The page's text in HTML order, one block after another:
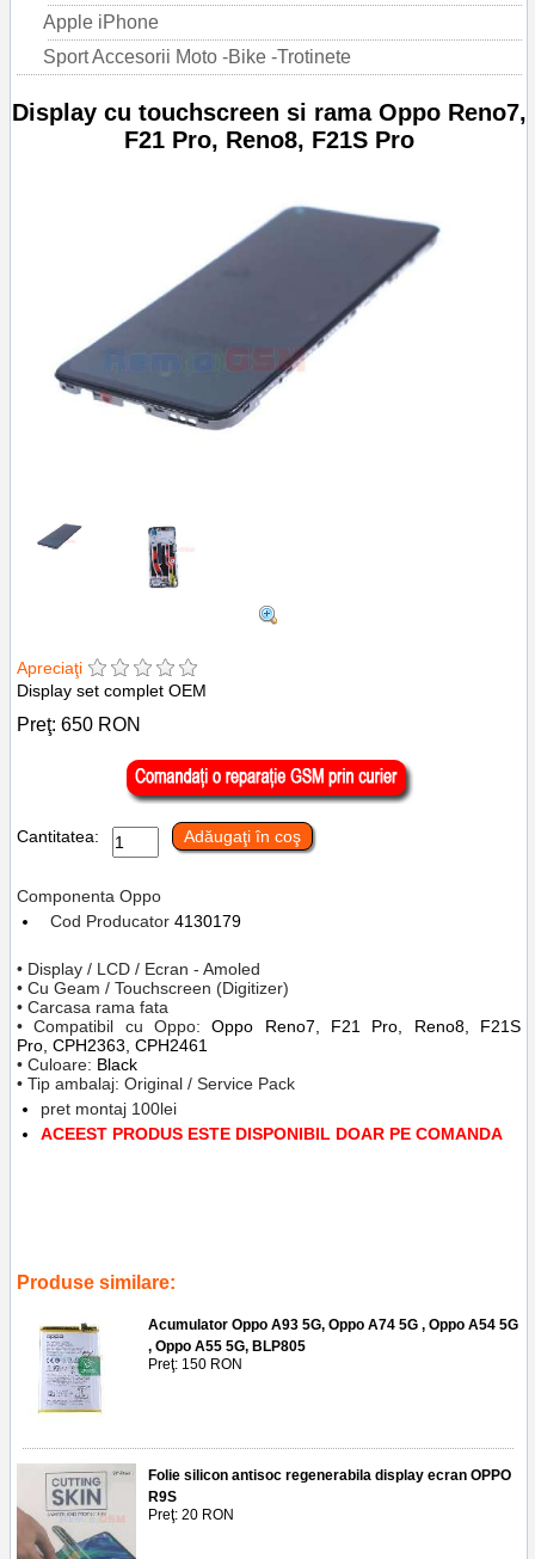
Apple iPhone
Sport Accesorii Moto -Bike -Trotinete
Display cu touchscreen si rama Oppo Reno7,
F21 Pro, Reno8, F21S Pro
Apreciaţi
Display set complet OEM
Preţ: 650 RON
Cantitatea: Adăugaţi în coş
Componenta Oppo
Cod Producator 4130179
• Display / LCD / Ecran - Amoled
• Cu Geam / Touchscreen (Digitizer)
• Carcasa rama fata
• Compatibil cu Oppo:Oppo Reno7, F21 Pro, Reno8, F21S
Pro, CPH2363, CPH2461
• Culoare: Black
• Tip ambalaj: Original / Service Pack
pret montaj 100lei
ACEEST PRODUS ESTE DISPONIBIL DOAR PE COMANDA
Produse similare:
Acumulator Oppo A93 5G, Oppo A74 5G , Oppo A54 5G
, Oppo A55 5G, BLP805
Preţ: 150 RON
Folie silicon antisoc regenerabila display ecran OPPO
R9S
Preţ: 20 RON